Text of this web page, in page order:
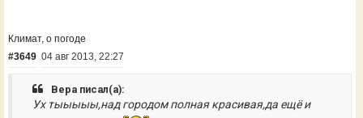
Климат, о погоде
#3649 04 авг 2013, 22:27
Вера писал(а):
Ух тыыыыы,над городом полная красивая,да ещё и